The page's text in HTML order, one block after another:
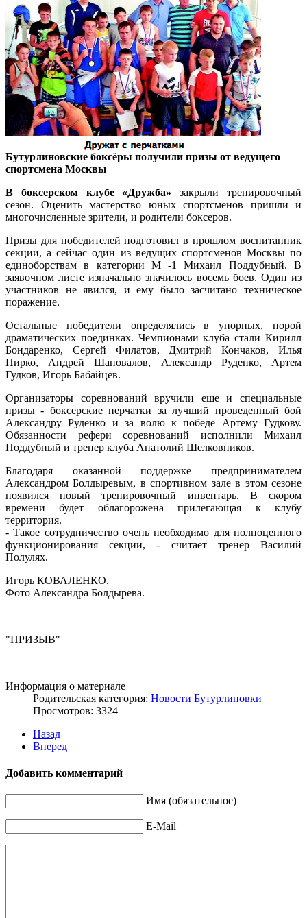
Бутурлиновские боксёры получили призы от ведущего
спортсмена Москвы
В боксерском клубе «Дружба» закрыли тренировочный
сезон. Оценить мастерство юных спортсменов пришли и
многочисленные зрители, и родители боксеров.
Призы для победителей подготовил в прошлом воспитанник
секции, а сейчас один из ведущих спортсменов Москвы по
единоборствам в категории М -1 Михаил Поддубный. В
заявочном листе изначально значилось восемь боев. Один из
участников не явился, и ему было засчитано техническое
поражение.
Остальные победители определялись в упорных, порой
драматических поединках. Чемпионами клуба стали Кирилл
Бондаренко, Сергей Филатов, Дмитрий Кончаков, Илья
Пирко, Андрей Шаповалов, Александр Руденко, Артем
Гудков, Игорь Бабайцев.
Организаторы соревнований вручили еще и специальные
призы - боксерские перчатки за лучший проведенный бой
Александру Руденко и за волю к победе Артему Гудкову.
Обязанности рефери соревнований исполнили Михаил
Поддубный и тренер клуба Анатолий Шелковников.
Благодаря оказанной поддержке предпринимателем
Александром Болдыревым, в спортивном зале в этом сезоне
появился новый тренировочный инвентарь. В скором
времени будет облагорожена прилегающая к клубу
территория.
- Такое сотрудничество очень необходимо для полноценного
функционирования секции, - считает тренер Василий
Полулях.
Игорь КОВАЛЕНКО.
Фото Александра Болдырева.
"ПРИЗЫВ"
Информация о материале
Родительская категория: Новости Бутурлиновки
Просмотров: 3324
Назад
Вперед
Добавить комментарий
Имя (обязательное)
E-Mail